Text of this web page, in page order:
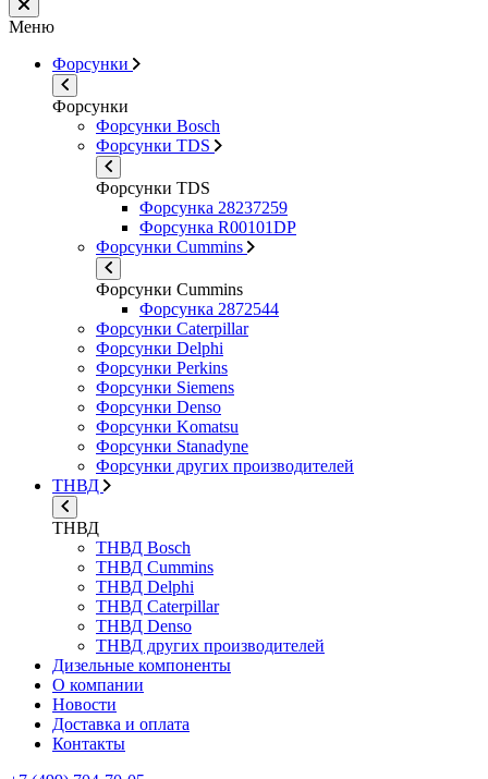
Меню
Форсунки
Форсунки
Форсунки Bosch
Форсунки TDS
Форсунки TDS
Форсунка 28237259
Форсунка R00101DP
Форсунки Cummins
Форсунки Cummins
Форсунка 2872544
Форсунки Caterpillar
Форсунки Delphi
Форсунки Perkins
Форсунки Siemens
Форсунки Denso
Форсунки Komatsu
Форсунки Stanadyne
Форсунки других производителей
ТНВД
ТНВД
ТНВД Bosch
ТНВД Cummins
ТНВД Delphi
ТНВД Caterpillar
ТНВД Denso
ТНВД других производителей
Дизельные компоненты
О компании
Новости
Доставка и оплата
Контакты